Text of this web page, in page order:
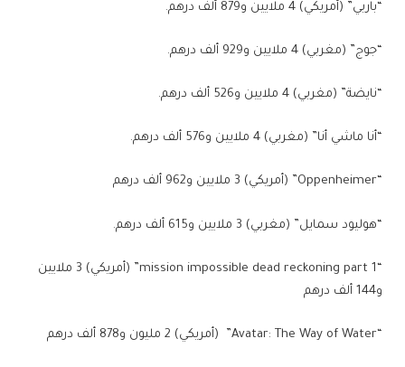
“باربي” (أمريكي) 4 ملايين و879 ألف درهم.
“جوج” (مغربي) 4 ملايين و929 ألف درهم.
“نايضة” (مغربي) 4 ملايين و526 ألف درهم.
“أنا ماشي أنا” (مغربي) 4 ملايين و576 ألف درهم.
“Oppenheimer” (أمريكي) 3 ملايين و962 ألف درهم
“هوليود سمايل” (مغربي) 3 ملايين و615 ألف درهم.
“mission impossible dead reckoning part 1” (أمريكي) 3 ملايين
و144 ألف درهم
“Avatar: The Way of Water” (أمريكي) 2 مليون و878 ألف درهم